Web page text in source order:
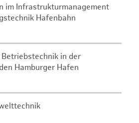
im Infrastrukturmanagement
Hafenbahn
in der
Hamburger Hafen